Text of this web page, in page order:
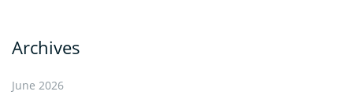
Archives
June 2026